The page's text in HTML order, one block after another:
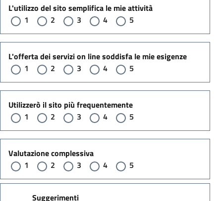
L'utilizzo del sito semplifica le mie attività
1
2 3 4 5
L'offerta dei servizi on line soddisfa le mie esigenze
1
2 3 4 5
Utilizzerò il sito più frequentemente
1
2 3 4 5
Valutazione complessiva
1
2 3 4 5
Suggerimenti